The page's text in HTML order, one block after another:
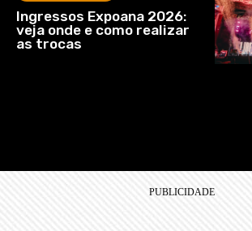
Ingressos Expoana 2026:
veja onde e como realizar
as trocas